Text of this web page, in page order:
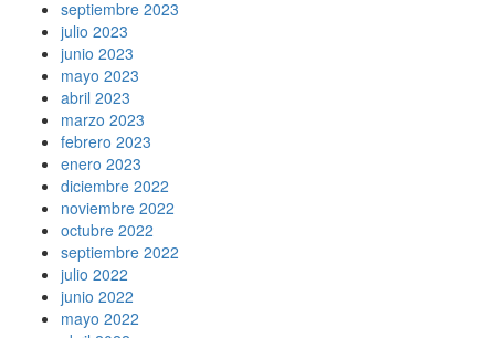
septiembre 2023
julio 2023
junio 2023
mayo 2023
abril 2023
marzo 2023
febrero 2023
enero 2023
diciembre 2022
noviembre 2022
octubre 2022
septiembre 2022
julio 2022
junio 2022
mayo 2022